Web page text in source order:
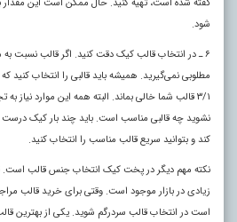
گفته شده است، تهیه کنید. حال ممکن است این مقدار
شود.
۶ ـ در انتخاب قالب کیک دقت کنید. اگر قالب نسبت
مطلوبی نمی‌گیرید. همیشه باید قالبی را انتخاب کنید
۳/۱ قالب شما خالی بماند. البته همه این موارد نیاز
نشوید چه قالبی مناسب است. باید چند بار کیک درست
کند و بتوانید سریع قالب مناسب را انتخاب کنید.
نکته مهم دیگر در پخت کیک انتخاب جنس قالب است.
زیادی در بازار موجود است. وقتی برای خرید قالب
است در انتخاب قالب سردرگم شوید. یکی از بهترین